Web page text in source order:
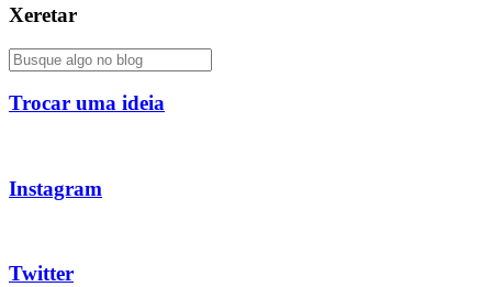
Xeretar
Trocar uma ideia
Instagram
Twitter